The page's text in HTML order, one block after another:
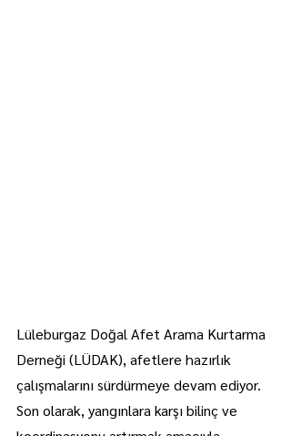
Lüleburgaz Doğal Afet Arama Kurtarma
Derneği (LÜDAK), afetlere hazırlık
çalışmalarını sürdürmeye devam ediyor.
Son olarak, yangınlara karşı bilinç ve